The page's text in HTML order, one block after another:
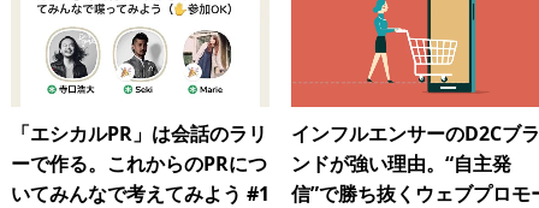
「エシカルPR」は会話のラリ
ーで作る。これからのPRにつ
いてみんなで考えてみよう #1
インフルエンサーのD2Cブラ
ンドが強い理由。“自主発
信”で勝ち抜くウェブプロモ